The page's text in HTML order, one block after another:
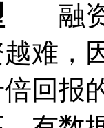
融资
难，
回报